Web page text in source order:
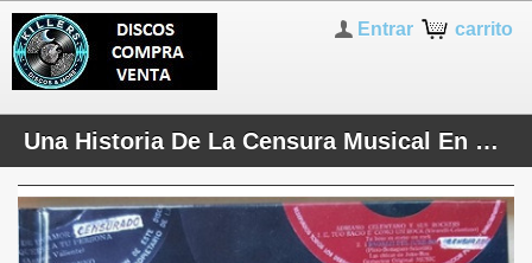
carrito
Entrar
Una Historia De La Censura Musical En La Radio Española - 2 x CD Libro